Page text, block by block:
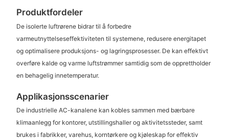
Produktfordeler
De isolerte luftrørene bidrar til å forbedre
varmeutnyttelseseffektiviteten til systemene, redusere energitapet
og optimalisere produksjons- og lagringsprosesser. De kan effektivt
overføre kalde og varme luftstrømmer samtidig som de opprettholder
en behagelig innetemperatur.
Applikasjonsscenarier
De industrielle AC-kanalene kan kobles sammen med bærbare
klimaanlegg for kontorer, utstillingshaller og aktivitetssteder, samt
brukes i fabrikker, varehus, korntørkere og kjøleskap for effektiv